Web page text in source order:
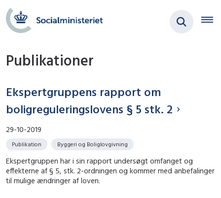
Publikationer
Ekspertgruppens rapport om
boligreguleringslovens § 5 stk. 2
29-10-2019
Publikation Byggeri og Boliglovgivning
Ekspertgruppen har i sin rapport undersøgt omfanget og
effekterne af § 5, stk. 2-ordningen og kommer med anbefalinger
til mulige ændringer af loven.